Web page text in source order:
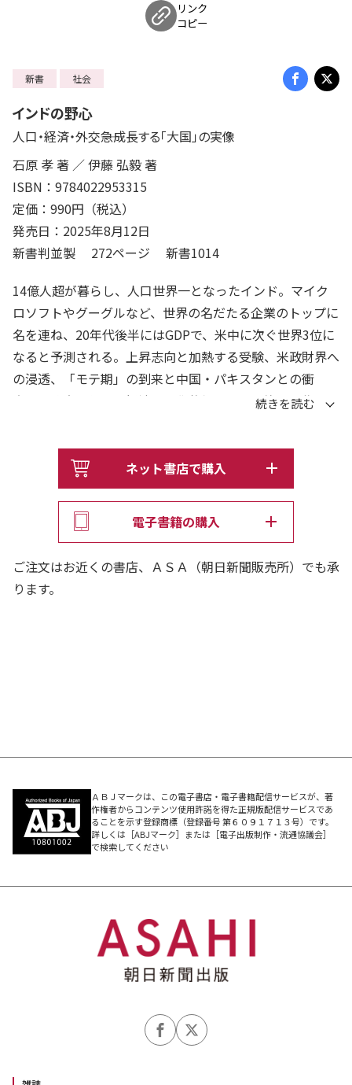
リンク
コピー
新書 社会
インドの野心
人口・経済・外交――急成長する「大国」の実像
石原 孝 著 ／ 伊藤 弘毅 著
ISBN：9784022953315
定価：990円（税込）
発売日：2025年8月12日
新書判並製 272ページ 新書1014
14億人超が暮らし、人口世界一となったインド。マイク
ロソフトやグーグルなど、世界の名だたる企業のトップに
名を連ね、20年代後半にはGDPで、米中に次ぐ世界3位に
なると予測される。上昇志向と加熱する受験、米政財界へ
の浸透、「モテ期」の到来と中国・パキスタンとの衝
突……教育・外交・経済・文化的側面から、注目を集める
ネット書店で購入
電子書籍の購入
ご注文はお近くの書店、ＡＳＡ（朝日新聞販売所）でも承
ります。
ＡＢＪマークは、この電子書店・電子書籍配信サービスが、著
作権者からコンテンツ使用許諾を得た正規版配信サービスであ
ることを示す登録商標（登録番号 第６０９１７１３号）です。
詳しくは［ABJマーク］または［電子出版制作・流通協議会］
で検索してください